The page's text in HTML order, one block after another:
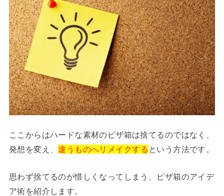
ここからはハードな素材のピザ箱は捨てるのではなく、
発想を変え、違うものへリメイクする という方法です。
思わず捨てるのが惜しくなってしまう、ピザ箱のアイデ
ア術を紹介します。